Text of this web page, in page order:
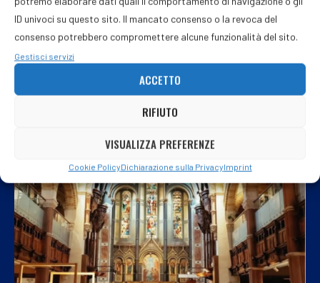
ID univoci su questo sito. Il mancato consenso o la revoca del
consenso potrebbero compromettere alcune funzionalità del sito.
Gestisci servizi
ACCETTO
RIFIUTO
VISUALIZZA PREFERENZE
Cookie PolicyDichiarazione sulla PrivacyImprint